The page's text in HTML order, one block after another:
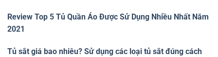
Review Top 5 Tủ Quần Áo Được Sử Dụng Nhiều Nhất Năm
2021
Tủ sắt giá bao nhiêu? Sử dụng các loại tủ sắt đúng cách